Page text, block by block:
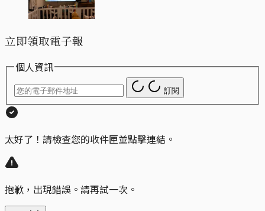
立即領取電子報
個人資訊
訂閱
太好了！請檢查您的收件匣並點擊連結。
抱歉，出現錯誤。請再試一次。